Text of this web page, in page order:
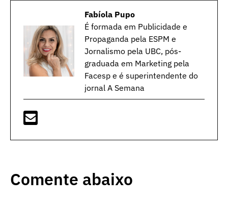
Fabíola Pupo
É formada em Publicidade e
Propaganda pela ESPM e
Jornalismo pela UBC, pós-
graduada em Marketing pela
Facesp e é superintendente do
jornal A Semana
Comente abaixo